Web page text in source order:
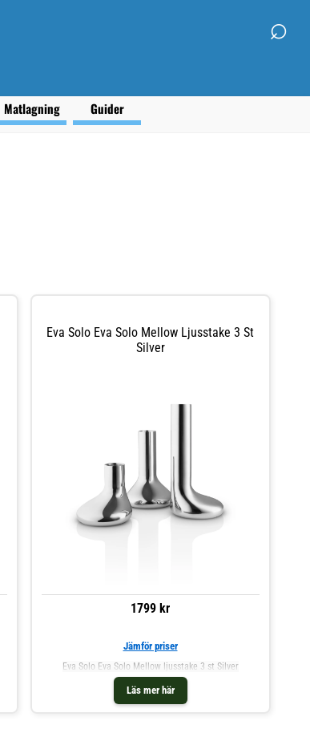
⌕
Matlagning Guider
Eva Solo Eva Solo Mellow Ljusstake 3 St
Silver
1799 kr
Läs mer här
Jämför priser
Eva Solo Eva Solo Mellow ljusstake 3 st Silver